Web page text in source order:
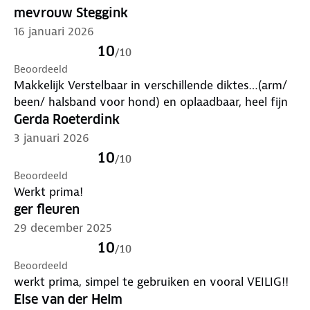
mevrouw Steggink
16 januari 2026
10/10
Beoordeeld
Makkelijk Verstelbaar in verschillende diktes…(arm/
been/ halsband voor hond) en oplaadbaar, heel fijn
Gerda Roeterdink
3 januari 2026
10/10
Beoordeeld
Werkt prima!
ger fleuren
29 december 2025
10/10
Beoordeeld
werkt prima, simpel te gebruiken en vooral VEILIG!!
Else van der Helm